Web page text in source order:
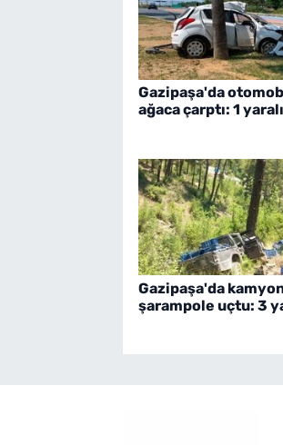
Gazipaşa'da
ağaca çarptı: 1 yaralı
Gazipaşa'da
şarampole uçtu: 3